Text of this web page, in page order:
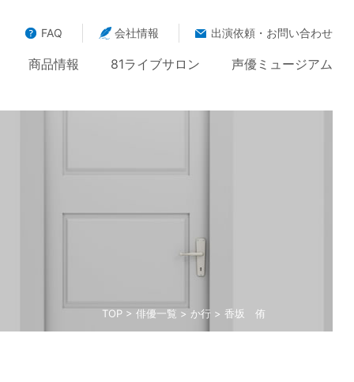
FAQ 会社情報 出演依頼・お問い合わせ
商品情報 81ライブサロン 声優ミュージアム
TOP> 俳優一覧 > か行> 香坂 侑